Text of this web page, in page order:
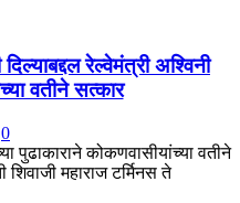
रेल्वेमंत्री अश्विनी
वतीने सत्कार
0
पुढाकाराने कोकणवासीयांच्या वतीने
महाराज टर्मिनस ते